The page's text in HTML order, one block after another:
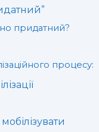
придатний?
процесу: